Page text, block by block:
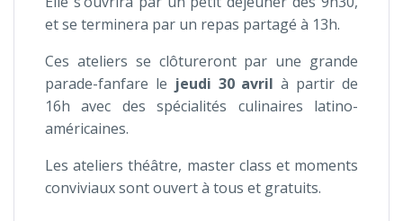
et se terminera par un repas partagé à 13h.
Ces ateliers se clôtureront par une grande
parade-fanfare le jeudi 30 avril à partir de
16h avec des spécialités culinaires latino-
américaines.
Les ateliers théâtre, master class et moments
conviviaux sont ouvert à tous et gratuits.